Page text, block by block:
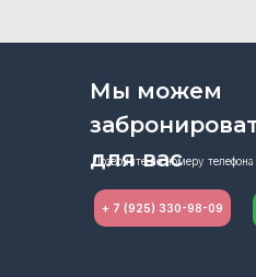
Мы можем
для вас
Позвоните по номеру
+ 7 (925) 330-98-09